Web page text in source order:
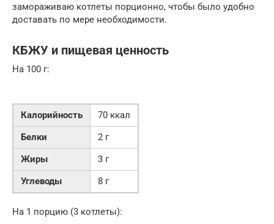
замораживаю котлеты порционно, чтобы было удобно
доставать по мере необходимости.
КБЖУ и пищевая ценность
На 100 г:
Калорийность
70 ккал
Белки
2 г
Жиры
3 г
Углеводы
8 г
На 1 порцию (3 котлеты):